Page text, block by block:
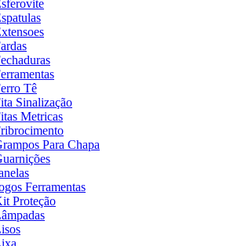
Tê
Sinalização
Metricas
Para Chapa
Ferramentas
Proteção